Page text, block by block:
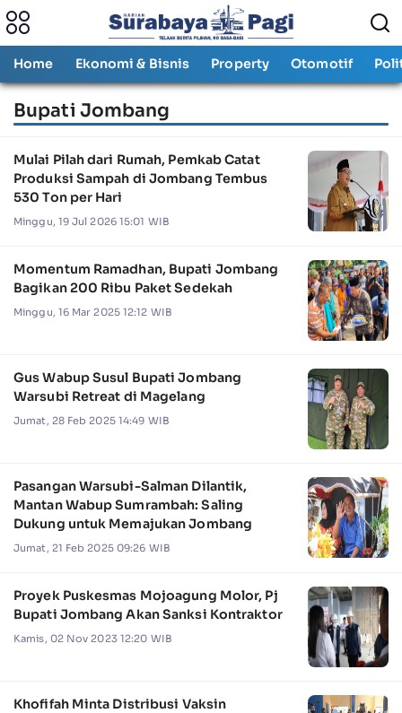
Home Ekonomi & Bisnis Property Otomotif
Bupati Jombang
Mulai Pilah dari Rumah, Pemkab Catat
Produksi Sampah di Jombang Tembus
530 Ton per Hari
Minggu, 19 Jul 2026 15:01 WIB
Momentum Ramadhan, Bupati Jombang
Bagikan 200 Ribu Paket Sedekah
Minggu, 16 Mar 2025 12:12 WIB
Gus Wabup Susul Bupati Jombang
Warsubi Retreat di Magelang
Jumat, 28 Feb 2025 14:49 WIB
Pasangan Warsubi-Salman Dilantik,
Mantan Wabup Sumrambah: Saling
Dukung untuk Memajukan Jombang
Jumat, 21 Feb 2025 09:26 WIB
Proyek Puskesmas Mojoagung Molor, Pj
Bupati Jombang Akan Sanksi Kontraktor
Kamis, 02 Nov 2023 12:20 WIB
Khofifah Minta Distribusi Vaksin